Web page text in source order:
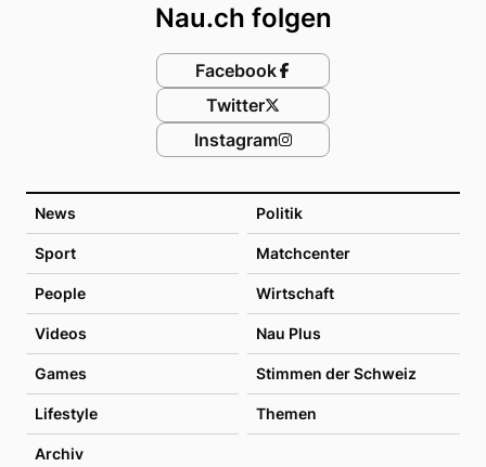
News Politik
Sport Matchcenter
People Wirtschaft
Videos Nau Plus
Games Stimmen der Schweiz
Lifestyle Themen
Archiv
Nau.ch folgen
Facebook
Twitter
Instagram